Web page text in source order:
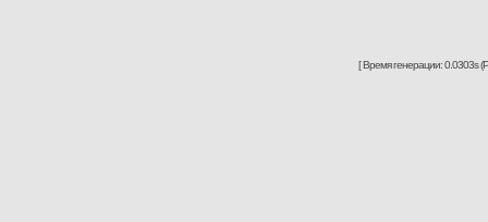
[ Время генерации: 0.0303s